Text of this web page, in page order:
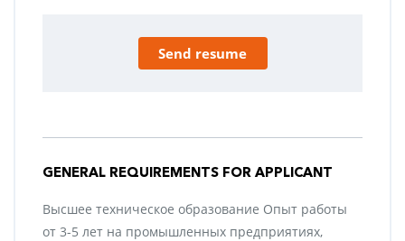
Send resume
GENERAL REQUIREMENTS FOR APPLICANT
Высшее техническое образование Опыт работы
от 3-5 лет на промышленных предприятиях,